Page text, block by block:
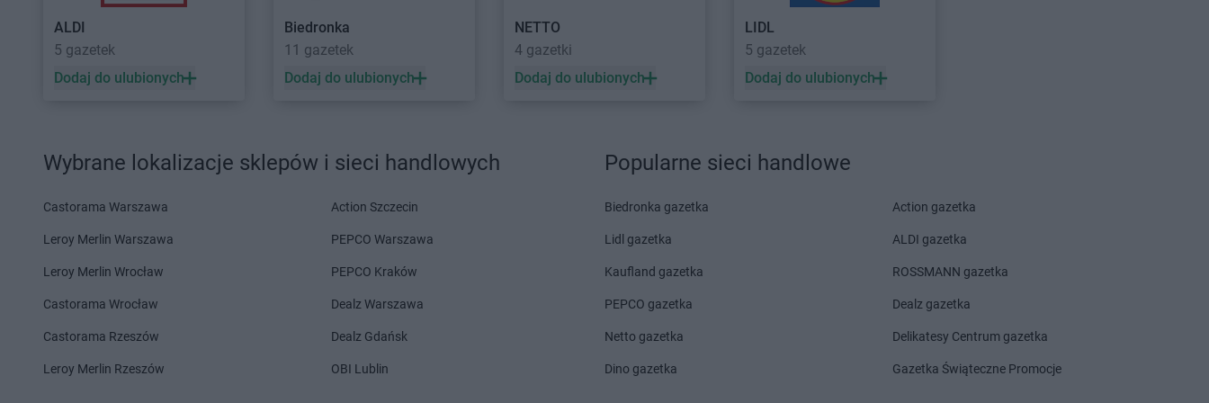
Świdnica Kaufland Świnoujście
Kaufland Tarnobrzeg
Kaufland
Kaufland
Tarnowskie Góry
Kaufland
Kaufland
Tomaszów Mazowiecki
Kaufland
Kaufland
Turek
Kaufland
Kaufland
Kaufland
Ząbkowice Śląskie
Kaufland
Zamość Zduńska Wola
Kaufland Żagań Żary Kaufland
ALDI
5 gazetek
Dodaj do ulubionych
Biedronka
11 gazetek
Dodaj do ulubionych
NETTO
4 gazetki
Dodaj do ulubionych
LIDL
5 gazetek
Dodaj do ulubionych
Wybrane lokalizacje sklepów i sieci handlowych
Castorama Warszawa
Leroy Merlin Warszawa
Leroy Merlin Wrocław
Castorama Wrocław
Castorama Rzeszów
Leroy Merlin Rzeszów
Action Szczecin
PEPCO Warszawa
PEPCO Kraków
Dealz Warszawa
Dealz Gdańsk
OBI Lublin
Popularne sieci handlowe
Biedronka gazetka
Lidl gazetka
Kaufland gazetka
PEPCO gazetka
Netto gazetka
Dino gazetka
Action gazetka
ALDI gazetka
ROSSMANN gazetka
Dealz gazetka
Delikatesy Centrum gazetka
Gazetka Świąteczne Promocje